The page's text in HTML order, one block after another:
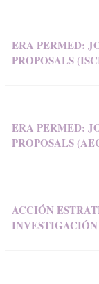
ERA PERMED:
PROPOSALS
ERA PERMED:
PROPOSALS
ACCIÓN